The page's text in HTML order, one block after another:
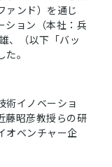
ァンド）を通じ
ション（本社：兵
、（以下「バッ
。
術イノベーショ
藤昭彦教授らの研
オベンチャー企